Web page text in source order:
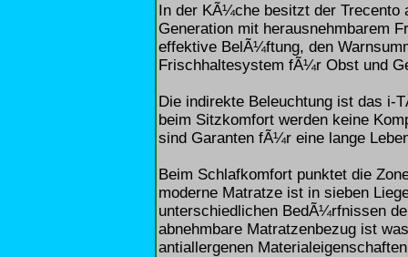
In der KÃ¼che besitzt der
Generation mit herausnehmbarem
effektive BelÃ¼ftung, den
Frischhaltesystem fÃ¼r Obst und
Die indirekte Beleuchtung ist das i-
beim Sitzkomfort werden keine
sind Garanten fÃ¼r eine lange
Beim Schlafkomfort punktet die
moderne Matratze ist in sieben
unterschiedlichen BedÃ¼rfnissen
abnehmbare Matratzenbezug ist
antiallergenen